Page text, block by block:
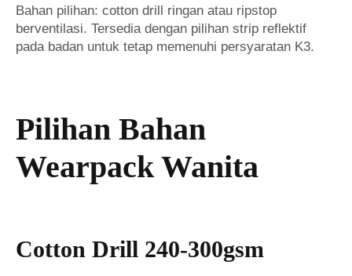
Bahan pilihan: cotton drill ringan atau ripstop
berventilasi. Tersedia dengan pilihan strip reflektif
pada badan untuk tetap memenuhi persyaratan K3.
Pilihan Bahan
Wearpack Wanita
Cotton Drill 240-300gsm